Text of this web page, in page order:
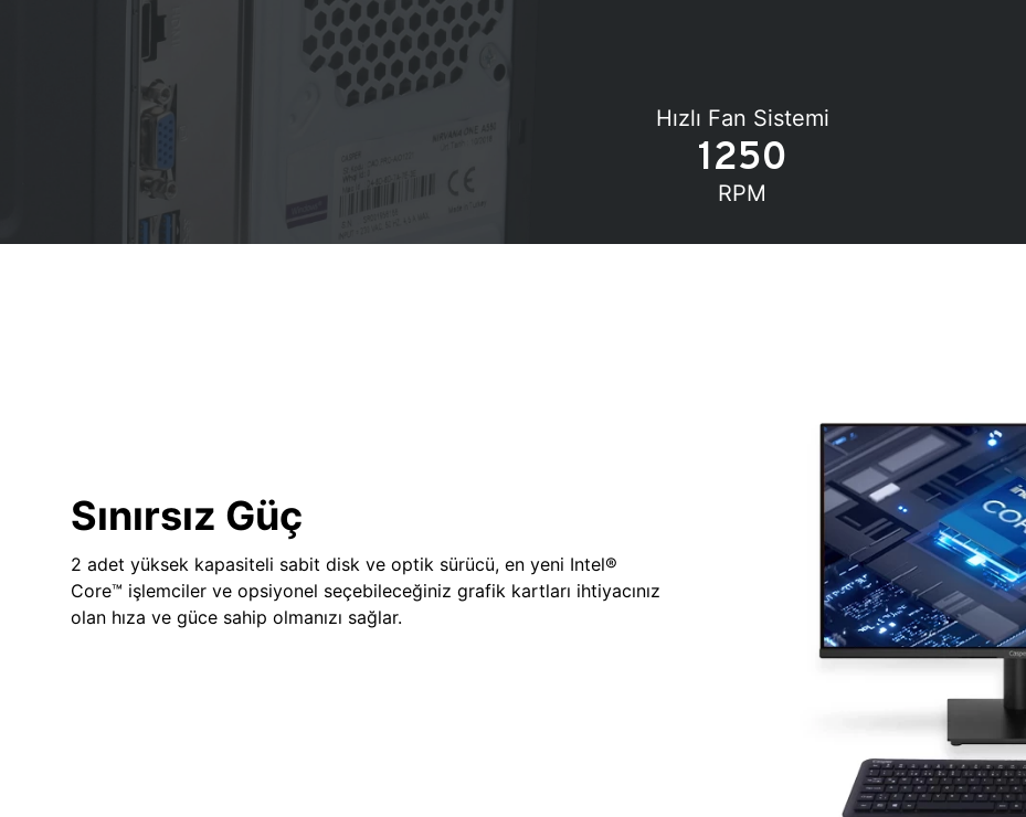
Hızlı Fan Sistemi
1250
RPM
Sınırsız Güç
2 adet yüksek kapasiteli sabit disk ve optik sürücü, en yeni Intel®
Core™ işlemciler ve opsiyonel seçebileceğiniz grafik kartları ihtiyacınız
olan hıza ve güce sahip olmanızı sağlar.